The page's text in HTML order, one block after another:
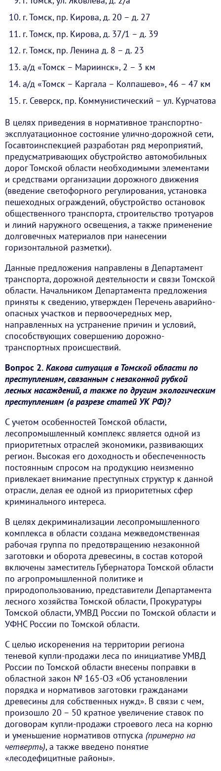
г. Томск, пр. Кирова, д. 20 – д. 27
г. Томск, пр. Кирова, д. 37/1 – д. 39
г. Томск, пр. Ленина д. 8 – д. 23
а/д «Томск – Мариинск», 2 – 3 км
а/д «Томск – Каргала – Колпашево», 46 – 47 км
г. Северск, пр. Коммунистический – ул. Курчатова
В целях приведения в нормативное транспортно-
эксплуатационное состояние улично-дорожной сети,
Госавтоинспекцией разработан ряд мероприятий,
предусматривающих обустройство автомобильных
дорог Томской области необходимыми элементами
и средствами организации дорожного движения
(введение светофорного регулирования, установка
пешеходных ограждений, обустройство остановок
общественного транспорта, строительство тротуаров
и линий наружного освещения, а также применение
долговечных материалов при нанесении
горизонтальной разметки).
Данные предложения направлены в Департамент
транспорта, дорожной деятельности и связи Томской
области. Начальником Департамента предложения
приняты к сведению, утвержден Перечень аварийно-
опасных участков и первоочередных мер,
направленных на устранение причин и условий,
способствующих совершению дорожно-
транспортных происшествий.
Вопрос 2. Какова ситуация в Томской области по
преступлениям, связанным с незаконной рубкой
лесных насаждений, а также по другим экологическим
преступлениям (в разрезе статей УК РФ)?
С учетом особенностей Томской области,
лесопромышленный комплекс является одной из
приоритетных отраслей экономики, развивающих
регион. Высокая его доходность и обеспеченность
постоянным спросом на продукцию неизменно
привлекает внимание преступных структур к данной
отрасли, делая ее одной из приоритетных сфер
криминального интереса.
В целях декриминализации лесопромышленного
комплекса в области создана межведомственная
рабочая группа по предотвращению незаконной
заготовки и оборота древесины, в состав которой
включены заместитель Губернатора Томской области
по агропромышленной политике и
природопользованию, представители Департамента
лесного хозяйства Томской области, Прокуратуры
Томской области, УМВД России по Томской области и
УФНС России по Томской области.
С целью искоренения на территории региона
теневой купли-продажи леса по инициативе УМВД
России по Томской области внесены поправки в
областной закон № 165-ОЗ «Об установлении
порядка и нормативов заготовки гражданами
древесины для собственных нужд». В связи с чем,
произошло 20 – 50 кратное увеличение ставок по
договорам купли-продажи строевого леса на корню
и уменьшение нормативов отпуска (примерно на
четверть), а также введено понятие
«лесодефицитные районы».